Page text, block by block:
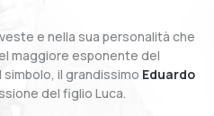
e nella sua personalità che
maggiore esponente del
il grandissimo Eduardo
del figlio Luca.